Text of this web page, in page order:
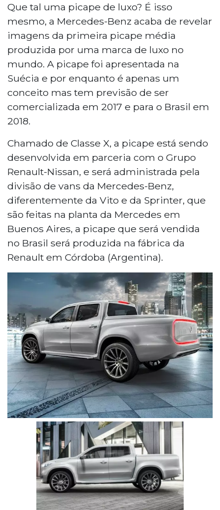
Que tal uma picape de luxo? É isso
mesmo, a Mercedes-Benz acaba de revelar
imagens da primeira picape média
produzida por uma marca de luxo no
mundo. A picape foi apresentada na
Suécia e por enquanto é apenas um
conceito mas tem previsão de ser
comercializada em 2017 e para o Brasil em
2018.
Chamado de Classe X, a picape está sendo
desenvolvida em parceria com o Grupo
Renault-Nissan, e será administrada pela
divisão de vans da Mercedes-Benz,
diferentemente da Vito e da Sprinter, que
são feitas na planta da Mercedes em
Buenos Aires, a picape que será vendida
no Brasil será produzida na fábrica da
Renault em Córdoba (Argentina).